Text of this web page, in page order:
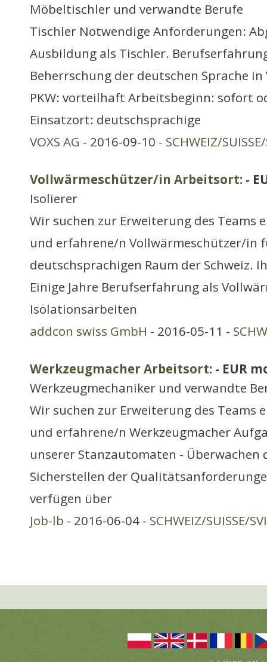
Möbeltischler und verwandte Berufe
Tischler Notwendige Anforderungen:
Ausbildung als Tischler.
Beherrschung der deutschen Sprache
PKW: vorteilhaft Arbeitsbeginn: sofort
Einsatzort: deutschsprachige
VOXS AG - 2016-09-10 - SCHWEIZ/
Vollwärmeschützer/in Arbeitsort: -
Isolierer
Wir suchen zur Erweiterung des Teams
und erfahrene/n Vollwärmeschützer/in
deutschsprachigen Raum der Schweiz.
Einige Jahre Berufserfahrung als
Isolationsarbeiten
addcon swiss GmbH - 2016-05-11 -
Werkzeugmacher Arbeitsort: - EUR
Werkzeugmechaniker und verwandte
Wir suchen zur Erweiterung des Teams
und erfahrene/n Werkzeugmacher
unserer Stanzautomaten - Überwachen
Sicherstellen der
verfügen über
Job-lb - 2016-06-04 - SCHWEIZ/SUISSE/